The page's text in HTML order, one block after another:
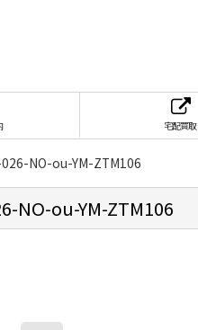
宅配買取
NO-ou-YM-ZTM106
NO-ou-YM-ZTM106